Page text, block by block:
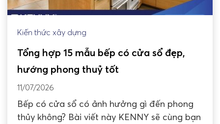
Kiến thức xây dựng
Tổng hợp 15 mẫu bếp có cửa sổ đẹp,
hướng phong thuỷ tốt
11/07/2026
Bếp có cửa sổ có ảnh hưởng gì đến phong
thủy không? Bài viết này KENNY sẽ cùng bạn